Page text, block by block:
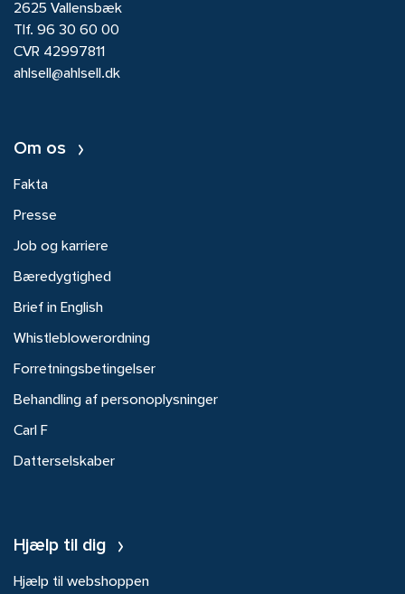
2625 Vallensbæk
Tlf. 96 30 60 00
CVR 42997811
ahlsell@ahlsell.dk
Om os
Fakta
Presse
Job og karriere
Bæredygtighed
Brief in English
Whistleblowerordning
Forretningsbetingelser
Behandling af personoplysninger
Carl F
Datterselskaber
Hjælp til dig
Hjælp til webshoppen